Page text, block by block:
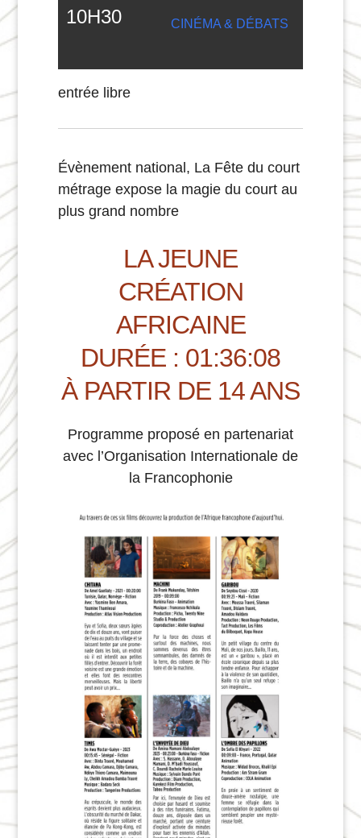
10H30 CINÉMA & DÉBATS
entrée libre
Évènement national, La Fête du court
métrage expose la magie du court au
plus grand nombre
LA JEUNE
CRÉATION
AFRICAINE
DURÉE : 01:36:08
À PARTIR DE 14 ANS
Programme proposé en partenariat
avec l’Organisation Internationale de
la Francophonie